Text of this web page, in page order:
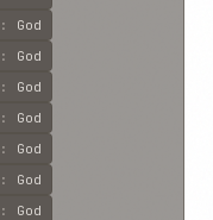
: God
: God
: God
: God
: God
: God
: God